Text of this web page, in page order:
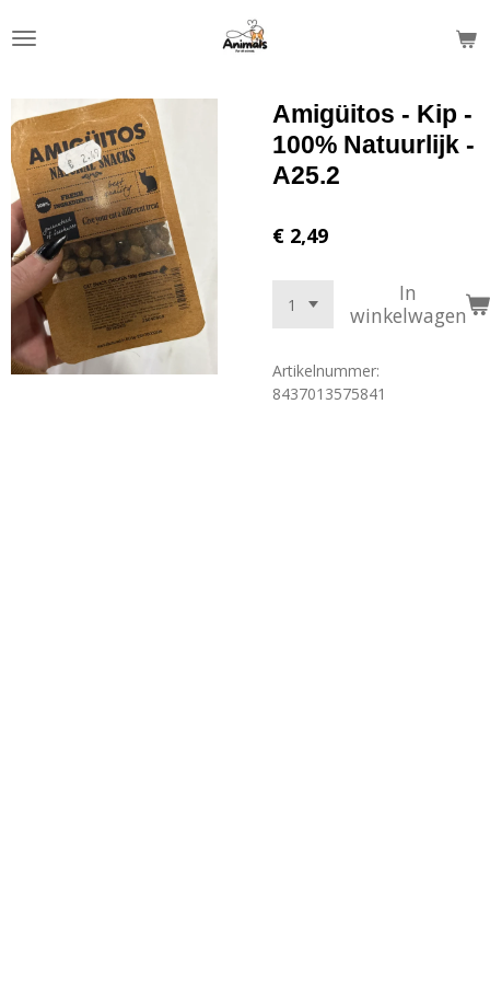
direct
hoofdinhoud
Amigüitos - Kip -
100% Natuurlijk -
A25.2
€ 2,49
In
winkelwagen
Artikelnummer:
8437013575841